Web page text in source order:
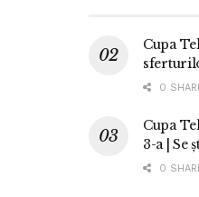
Cupa
0
Cupa
3-a | Se
0